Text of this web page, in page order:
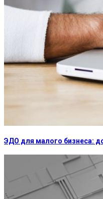
ЭДО для малого бизнеса: